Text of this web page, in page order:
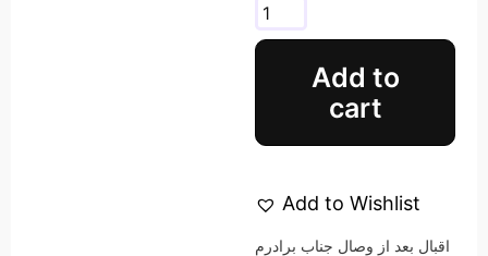
Add to
cart
Add to Wishlist
اقبال بعد از وصال جناب برادرم